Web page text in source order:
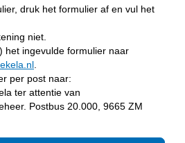
druk het formulier af en vul het
niet.
het ingevulde formulier naar
.
per post naar:
ter attentie van
Postbus 20.000, 9665 ZM